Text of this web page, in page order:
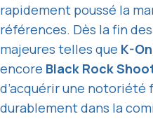
rapidement poussé la
références. Dès la fin
majeures telles que K-
encore Black Rock
d’acquérir une notoriété
durablement dans la